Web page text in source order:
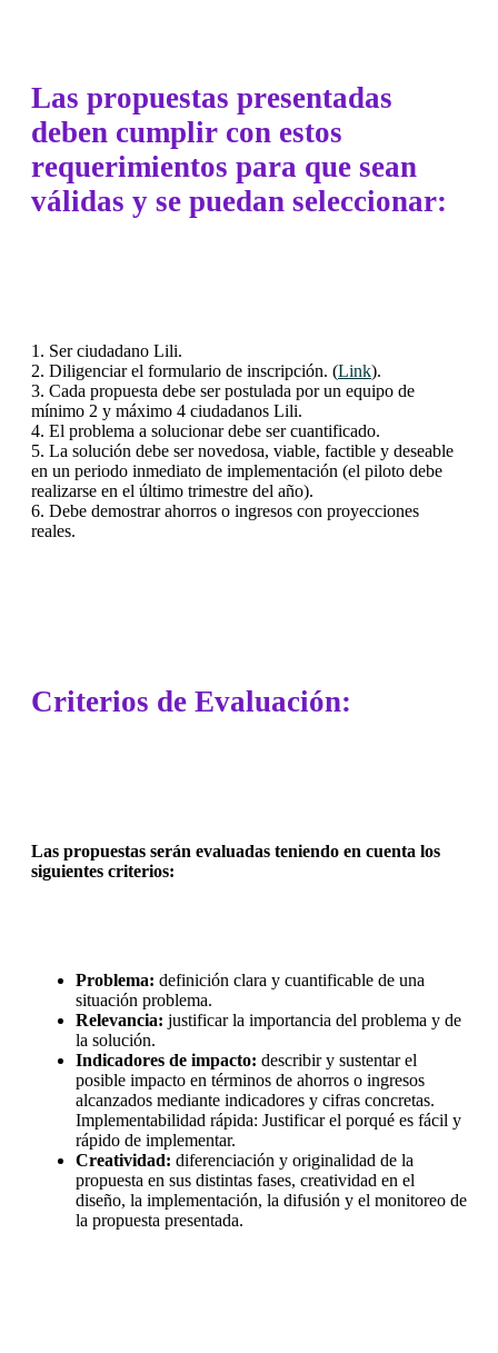
Las propuestas presentadas
deben cumplir con estos
requerimientos para que sean
válidas y se puedan seleccionar:
1. Ser ciudadano Lili.
2. Diligenciar el formulario de inscripción. (Link).
3. Cada propuesta debe ser postulada por un equipo de
mínimo 2 y máximo 4 ciudadanos Lili.
4. El problema a solucionar debe ser cuantificado.
5. La solución debe ser novedosa, viable, factible y deseable
en un periodo inmediato de implementación (el piloto debe
realizarse en el último trimestre del año).
6. Debe demostrar ahorros o ingresos con proyecciones
reales.
Criterios de Evaluación:
Las propuestas serán evaluadas teniendo en cuenta los
siguientes criterios:
Problema: definición clara y cuantificable de una
situación problema.
Relevancia: justificar la importancia del problema y de
la solución.
Indicadores de impacto: describir y sustentar el
posible impacto en términos de ahorros o ingresos
alcanzados mediante indicadores y cifras concretas.
Implementabilidad rápida: Justificar el porqué es fácil y
rápido de implementar.
Creatividad: diferenciación y originalidad de la
propuesta en sus distintas fases, creatividad en el
diseño, la implementación, la difusión y el monitoreo de
la propuesta presentada.